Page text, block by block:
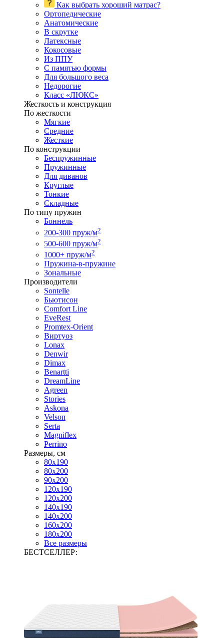
Как выбрать хороший матрас?
Ортопедические
Анатомические
В скрутке
Латексные
Кокосовые
Из ППУ
С памятью формы
Для большого веса
Недорогие
Класс «ЛЮКС»
Жесткость и конструкция
По жесткости
Мягкие
Средние
Жесткие
По конструкции
Беспружинные
Пружинные
Для диванов
Круглые
Тонкие
Складные
По типу пружин
Боннель
200-300 пруж/м2
500-600 пруж/м2
1000+ пруж/м2
Пружина-в-пружине
Зональные
Производители
Sontelle
Бьютисон
Comfort Line
EveRest
Promtex-Orient
Виртуоз
Lonax
Denwir
Dimax
Benartti
DreamLine
Agreen
Stories
Askona
Velson
Serta
Magniflex
Perrino
Размеры, см
80х190
80х200
90х200
120х190
120х200
140х190
140х200
160х200
180х200
Все размеры
БЕСТСЕЛЛЕР: